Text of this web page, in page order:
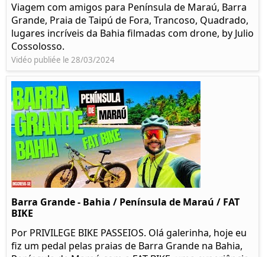
Viagem com amigos para Península de Maraú, Barra
Grande, Praia de Taipú de Fora, Trancoso, Quadrado,
lugares incríveis da Bahia filmadas com drone, by Julio
Cossolosso.
Vidéo publiée le 28/03/2024
Barra Grande - Bahia / Península de Maraú / FAT
BIKE
Por PRIVILEGE BIKE PASSEIOS. Olá galerinha, hoje eu
fiz um pedal pelas praias de Barra Grande na Bahia,